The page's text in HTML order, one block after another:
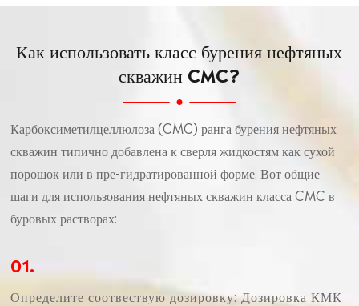
Как использовать класс бурения нефтяных
скважин CMC?
Карбоксиметилцеллюлоза (CMC) ранга бурения нефтяных
скважин типично добавлена к сверля жидкостям как сухой
порошок или в пре-гидратированной форме. Вот общие
шаги для использования нефтяных скважин класса CMC в
буровых растворах:
01.
Определите соотвествую дозировку: Дозировка КМК